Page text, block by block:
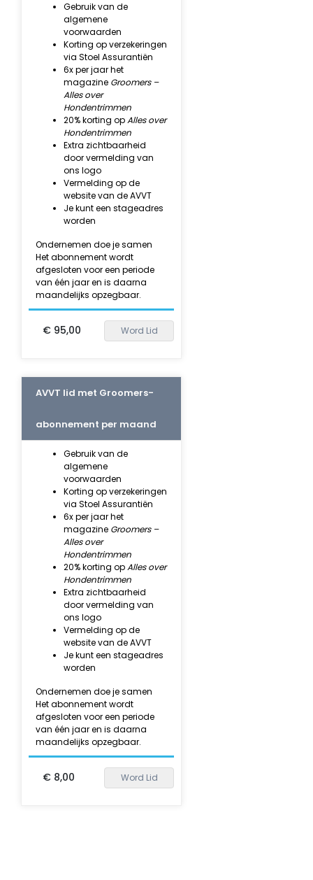
Gebruik van de
algemene
voorwaarden
Korting op verzekeringen
via Stoel Assurantiën
6x per jaar het
magazine Groomers –
Alles over
Hondentrimmen
20% korting opAlles over
Hondentrimmen
Extra zichtbaarheid
door vermelding van
ons logo
Vermelding op de
website van de AVVT
Je kunt een stageadres
worden
Ondernemen doe je samen
Het abonnement wordt
afgesloten voor een periode
van één jaar en is daarna
maandelijks opzegbaar.
€ 95,00 Word Lid
AVVT lid met Groomers-
abonnement per maand
Gebruik van de
algemene
voorwaarden
Korting op verzekeringen
via Stoel Assurantiën
6x per jaar het
magazine Groomers –
Alles over
Hondentrimmen
20% korting opAlles over
Hondentrimmen
Extra zichtbaarheid
door vermelding van
ons logo
Vermelding op de
website van de AVVT
Je kunt een stageadres
worden
Ondernemen doe je samen
Het abonnement wordt
afgesloten voor een periode
van één jaar en is daarna
maandelijks opzegbaar.
€ 8,00 Word Lid